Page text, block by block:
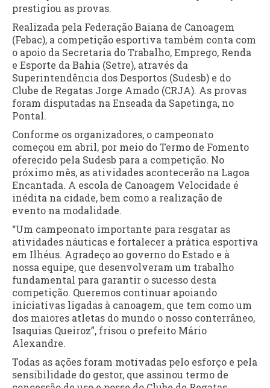
prestigiou as provas.
Realizada pela Federação Baiana de Canoagem
(Febac), a competição esportiva também conta com
o apoio da Secretaria do Trabalho, Emprego, Renda
e Esporte da Bahia (Setre), através da
Superintendência dos Desportos (Sudesb) e do
Clube de Regatas Jorge Amado (CRJA). As provas
foram disputadas na Enseada da Sapetinga, no
Pontal.
Conforme os organizadores, o campeonato
começou em abril, por meio do Termo de Fomento
oferecido pela Sudesb para a competição. No
próximo mês, as atividades acontecerão na Lagoa
Encantada. A escola de Canoagem Velocidade é
inédita na cidade, bem como a realização de
evento na modalidade.
“Um campeonato importante para resgatar as
atividades náuticas e fortalecer a prática esportiva
em Ilhéus. Agradeço ao governo do Estado e à
nossa equipe, que desenvolveram um trabalho
fundamental para garantir o sucesso desta
competição. Queremos continuar apoiando
iniciativas ligadas à canoagem, que tem como um
dos maiores atletas do mundo o nosso conterrâneo,
Isaquias Queiroz”, frisou o prefeito Mário
Alexandre.
Todas as ações foram motivadas pelo esforço e pela
sensibilidade do gestor, que assinou termo de